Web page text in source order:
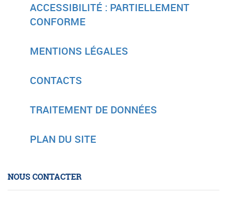
ACCESSIBILITÉ : PARTIELLEMENT
CONFORME
MENTIONS LÉGALES
CONTACTS
TRAITEMENT DE DONNÉES
PLAN DU SITE
NOUS CONTACTER